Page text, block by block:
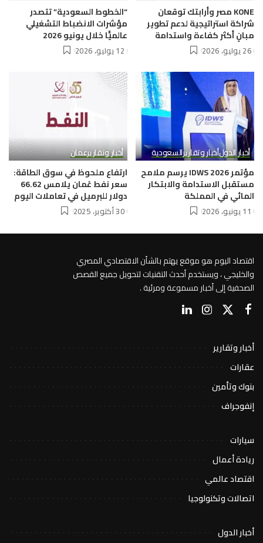
KONE مصر وأرابتك توقعان
شراكة استراتيجية لدعم تطوير
مبانٍ أكثر كفاءة واستدامة
26 يوليو، 2026
“الخطوط السعودية” تتصدر
مؤشرات الانضباط التشغيلي
عالميًّا خلال يونيو 2026
12 يوليو، 2026
أخبار الدولأخبار وتقاريرالسعودية
مؤتمر IDWS 2026 يرسم ملامح
مستقبل الاستدامة والابتكار
المائي في المملكة
11 يونيو، 2026
أخبار وتقاريرعمان
ارتفاع ملحوظ في سوق الطاقة:
سعر نفط عُمان يلامس 66.62
دولار للبرميل في تعاملات اليوم
30 أكتوبر، 2025
اقتصاد اليوم هو موقع يهتم بالشأن الاقتصادي المصري
والخليجي ، ويستخدم أحدث التقنيات لتحويل جميع القصص
الصحفية إلى أخبار مسموعة ومرئية .
أخبار وتقارير
عقارات
بنوك وتأمين
إنفوجراف
سيارات
ريادة أعمال
اقتصاد عالمي
اتصالات وتكنولوجيا
أخبار الدول